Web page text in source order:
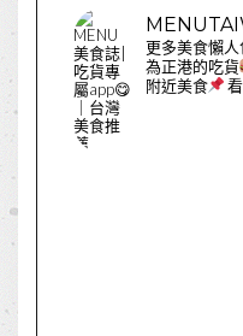
更多美食懶人
為正港的吃貨
附近美食